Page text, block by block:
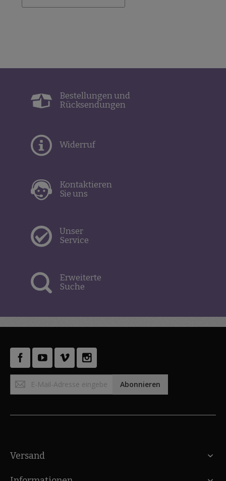
Bestellungen und
Rücksendungen
Widerruf
Kontaktieren
Sie uns
Unser
Service
Erweiterte
Suche
Anmeldung
zum
Abonnieren
Versand